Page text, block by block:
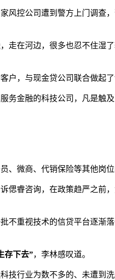
风控公司遭到警方上门调查
走在河边，很多也忍不住湿
户，与现金贷公司联合做起了
务金融的科技公司，凡是触
、微商、代销保险等其他岗
偲睿咨询，在政策趋严之前
不重视技术的信贷平台逐渐
存下去”，李林感叹道。
技行业为数不多的、未遭到